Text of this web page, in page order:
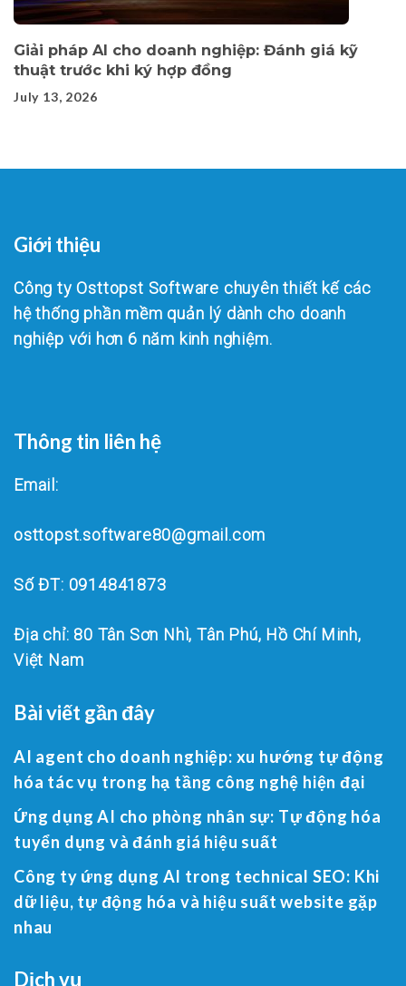
Giải pháp AI cho doanh nghiệp: Đánh giá kỹ
thuật trước khi ký hợp đồng
July 13, 2026
Giới thiệu
Công ty Osttopst Software chuyên thiết kế các
hệ thống phần mềm quản lý dành cho doanh
nghiệp với hơn 6 năm kinh nghiệm.
Thông tin liên hệ
Email:
osttopst.software80@gmail.com
Số ĐT: 0914841873
Địa chỉ: 80 Tân Sơn Nhì, Tân Phú, Hồ Chí Minh,
Việt Nam
Bài viết gần đây
AI agent cho doanh nghiệp: xu hướng tự động
hóa tác vụ trong hạ tầng công nghệ hiện đại
Ứng dụng AI cho phòng nhân sự: Tự động hóa
tuyển dụng và đánh giá hiệu suất
Công ty ứng dụng AI trong technical SEO: Khi
dữ liệu, tự động hóa và hiệu suất website gặp
nhau
Dịch vụ